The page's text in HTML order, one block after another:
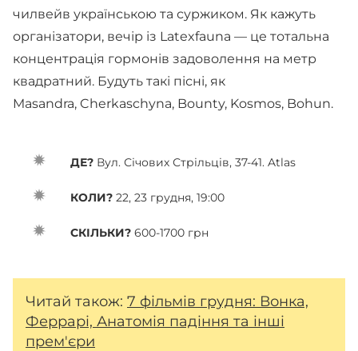
чилвейв українською та суржиком. Як кажуть
організатори, вечір із Latexfauna — це тотальна
концентрація гормонів задоволення на метр
квадратний. Будуть такі пісні, як
Masandra, Cherkaschyna, Bounty, Kosmos, Bohun.
ДЕ? Вул. Січових Стрільців, 37-41. Atlas
КОЛИ? 22, 23 грудня, 19:00
СКІЛЬКИ? 600-1700 грн
Читай також: 7 фільмів грудня: Вонка,
Феррарі, Анатомія падіння та інші
прем'єри